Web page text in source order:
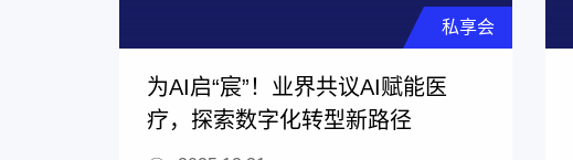
私享会
为AI启“宸”！业界共议AI赋能医
疗，探索数字化转型新路径